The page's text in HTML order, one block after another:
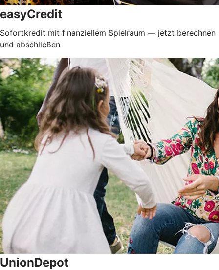
easyCredit
Sofortkredit mit finanziellem Spielraum — jetzt berechnen
und abschließen
UnionDepot